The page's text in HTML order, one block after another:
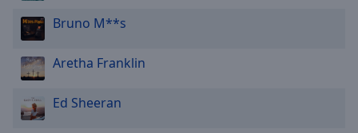
Bruno M**s
Aretha Franklin
Ed Sheeran